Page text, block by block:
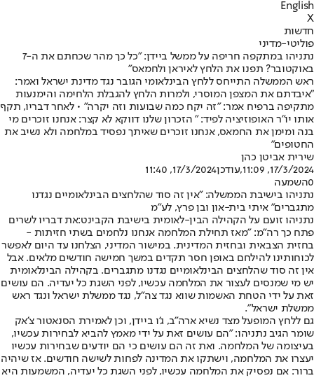
English
X
חדשות
פוליטי-מדיני
נתניהו במתקפה חריפה על ממשל ביידן: "כל כך מהר שכחתם את ה-7
באוקטובר? תפנו את הלחץ לאיראן ולחמאס"
ראש הממשלה התייחס ללחץ הבינלאומי הגובר נגד מדינת ישראל ואמר:
"איבדתם את המצפן המוסרי, ולמרות הלחץ להגבלת הלחימה והימנעות
מתקיפה ברפיח אמר: "זה יקח כמה שבועות וזה יקרה" • לאחר דבריו, תקף
אותו יו"ר האופוזיציה לפיד: " הזכרון שלנו דווקא לא קצר: אנחנו זוכרים מי
בנה ומימן את החמאס, אנחנו זוכרים שאיתך נפסיד במלחמה ולא נשיב את
החטופים"
שירית אביטן כהן
17/3/2024, 11:09
,עודכן17/3/2024, 11:40
0השמעה
נתניהו בישיבת הממשלה: ״אין זה סוד שהלחצים הבינלאומיים נגדנו
מתגברים״ איתי בית-און ובן פרץ, לע״מ
נתניהו זועם על הקהילה הבין-לאומית בישיבת הקבינט:את דבריו לשרים
פתח כך רה"מ: ״מאז תחילת המלחמה אנחנו נלחמים בשתי חזיתות -
בחזית הצבאית ובחזית המדינית. במישור המדיני, הצלחנו עד היום לאפשר
לכוחותינו להילחם באופן חסר תקדים במשך חמישה חודשים מלאים. אבל
אין זה סוד שהלחצים הבינלאומיים נגדנו מתגברים. בקהילה הבינלאומית
יש מי שמנסים לעצור את המלחמה עכשיו, לפני השגת כל יעדיה. הם עושים
זאת על ידי הטחת האשמות שווא נגד צה״ל, נגד ממשלת ישראל ונגד ראש
ממשלת ישראל".
גם ללחץ המופעל מצד נשיא ארה"ב, ג'ו ביידן, וכן לאמירת הסנאטור צ'אק
שומר הגיב נתניהו: "הם עושים זאת על ידי מאמץ להביא לבחירות עכשיו,
בעיצומה של המלחמה. ואת זה הם עושים כי הם יודעים שבחירות עכשיו
יעצרו את המלחמה, וישתקו את המדינה לפחות לשישה חודשים. אז שיהיה
ברור: אם נפסיק את המלחמה עכשיו, לפני השגת כל יעדיה, המשמעות היא